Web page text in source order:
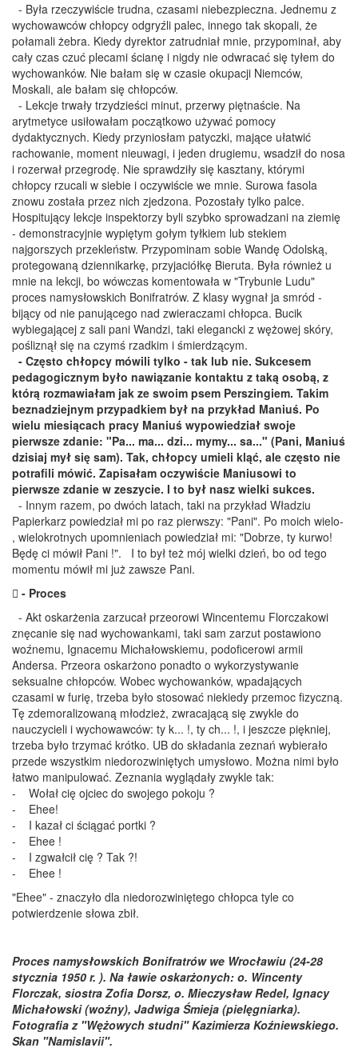
- Była rzeczywiście trudna, czasami niebezpieczna. Jednemu z
wychowawców chłopcy odgryźli palec, innego tak skopali, że
połamali żebra. Kiedy dyrektor zatrudniał mnie, przypominał, aby
cały czas czuć plecami ścianę i nigdy nie odwracać się tyłem do
wychowanków. Nie bałam się w czasie okupacji Niemców,
Moskali, ale bałam się chłopców.
- Lekcje trwały trzydzieści minut, przerwy piętnaście. Na
arytmetyce usiłowałam początkowo używać pomocy
dydaktycznych. Kiedy przyniosłam patyczki, mające ułatwić
rachowanie, moment nieuwagi, i jeden drugiemu, wsadził do nosa
i rozerwał przegrodę. Nie sprawdziły się kasztany, którymi
chłopcy rzucali w siebie i oczywiście we mnie. Surowa fasola
znowu została przez nich zjedzona. Pozostały tylko palce.
Hospitujący lekcje inspektorzy byli szybko sprowadzani na ziemię
- demonstracyjnie wypiętym gołym tyłkiem lub stekiem
najgorszych przekleństw. Przypominam sobie Wandę Odolską,
protegowaną dziennikarkę, przyjaciółkę Bieruta. Była również u
mnie na lekcji, bo wówczas komentowała w "Trybunie Ludu"
proces namysłowskich Bonifratrów. Z klasy wygnał ja smród -
bijący od nie panującego nad zwieraczami chłopca. Bucik
wybiegającej z sali pani Wandzi, taki elegancki z wężowej skóry,
pośliznął się na czymś rzadkim i śmierdzącym.
- Często chłopcy mówili tylko - tak lub nie. Sukcesem
pedagogicznym było nawiązanie kontaktu z taką osobą, z
którą rozmawiałam jak ze swoim psem Perszingiem. Takim
beznadziejnym przypadkiem był na przykład Maniuś. Po
wielu miesiącach pracy Maniuś wypowiedział swoje
pierwsze zdanie: "Pa... ma... dzi... mymy... sa..." (Pani, Maniuś
dzisiaj mył się sam). Tak, chłopcy umieli kląć, ale często nie
potrafili mówić. Zapisałam oczywiście Maniusowi to
pierwsze zdanie w zeszycie. I to był nasz wielki sukces.
- Innym razem, po dwóch latach, taki na przykład Władziu
Papierkarz powiedział mi po raz pierwszy: "Pani". Po moich wielo-
, wielokrotnych upomnieniach powiedział mi: "Dobrze, ty kurwo!
Będę ci mówił Pani !". I to był też mój wielki dzień, bo od tego
momentu mówił mi już zawsze Pani.
 - Proces
- Akt oskarżenia zarzucał przeorowi Wincentemu Florczakowi
znęcanie się nad wychowankami, taki sam zarzut postawiono
woźnemu, Ignacemu Michałowskiemu, podoficerowi armii
Andersa. Przeora oskarżono ponadto o wykorzystywanie
seksualne chłopców. Wobec wychowanków, wpadających
czasami w furię, trzeba było stosować niekiedy przemoc fizyczną.
Tę zdemoralizowaną młodzież, zwracającą się zwykle do
nauczycieli i wychowawców: ty k... !, ty ch... !, i jeszcze piękniej,
trzeba było trzymać krótko. UB do składania zeznań wybierało
przede wszystkim niedorozwiniętych umysłowo. Można nimi było
łatwo manipulować. Zeznania wyglądały zwykle tak:
- Wołał cię ojciec do swojego pokoju ?
- Ehee!
- I kazał ci ściągać portki ?
- Ehee !
- I zgwałcił cię ? Tak ?!
- Ehee !
"Ehee" - znaczyło dla niedorozwiniętego chłopca tyle co
potwierdzenie słowa zbił.
Proces namysłowskich Bonifratrów we Wrocławiu (24-28
stycznia 1950 r. ). Na ławie oskarżonych: o. Wincenty
Florczak, siostra Zofia Dorsz, o. Mieczysław Redel, Ignacy
Michałowski (woźny), Jadwiga Śmieja (pielęgniarka).
Fotografia z "Wężowych studni" Kazimierza Koźniewskiego.
Skan "Namislavii".